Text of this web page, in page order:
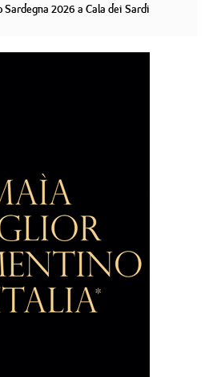
Sardegna 2026 a Cala dei Sardi